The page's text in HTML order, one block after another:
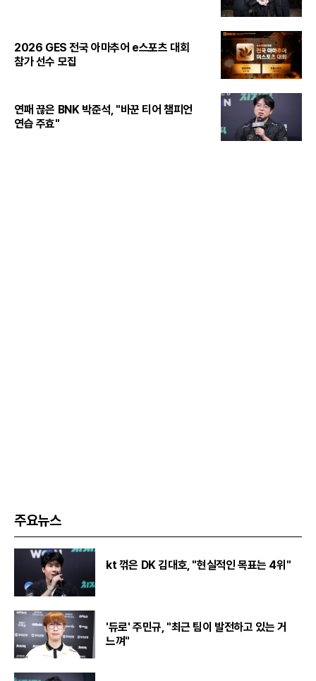
2026 GES 전국 아마추어 e스포츠 대회
참가 선수 모집
연패 끊은 BNK 박준석, "바꾼 티어 챔피언
연습 주효"
주요뉴스
kt 꺾은 DK 김대호, "현실적인 목표는 4위"
'듀로' 주민규, "최근 팀이 발전하고 있는 거
느껴"